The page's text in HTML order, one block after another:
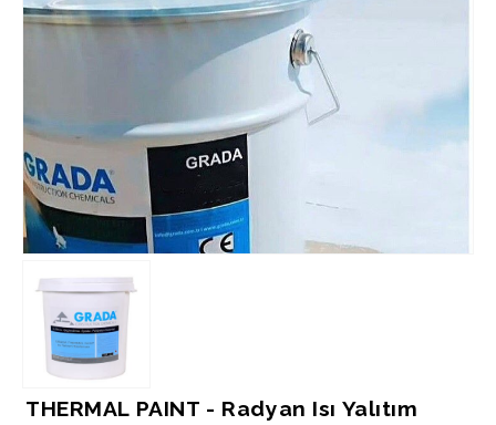
THERMAL PAINT - Radyan Isı Yalıtım